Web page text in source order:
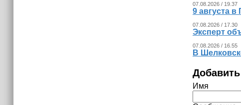
07.08.2026 / 19.37
9 августа
07.08.2026 / 17.30
Эксперт
07.08.2026 / 16.55
В
Имя